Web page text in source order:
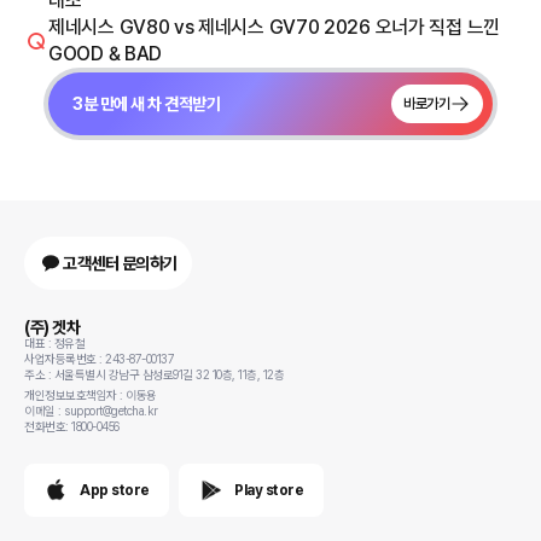
제네시스 GV80 vs 제네시스 GV70 2026 오너가 직접 느낀
GOOD & BAD
3분 만에 새 차 견적받기 바로가기
고객센터 문의하기
(주) 겟차
대표 : 정유철
사업자등록번호 : 243-87-00137
주소 : 서울특별시 강남구 삼성로91길 32 10층, 11층, 12층
개인정보보호책임자 : 이동용
이메일 : support@getcha.kr
전화번호: 1800-0456
App store Play store